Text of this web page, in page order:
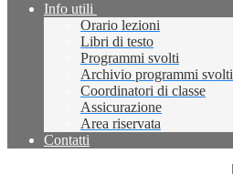
Info utili
Orario lezioni
Libri di testo
Programmi svolti
Archivio programmi svolti
Coordinatori di classe
Assicurazione
Area riservata
Contatti